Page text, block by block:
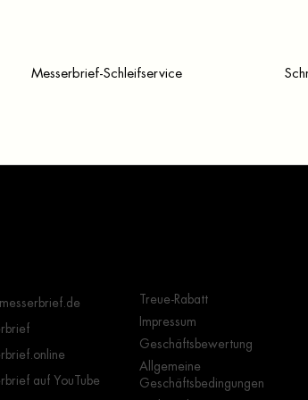
Messerbrief-Schleifservice
messerbrief.de
auf YouTube
Treue-Rabatt
Impressum
Geschäftsbewertung
Allgemeine
Geschäftsbedingungen